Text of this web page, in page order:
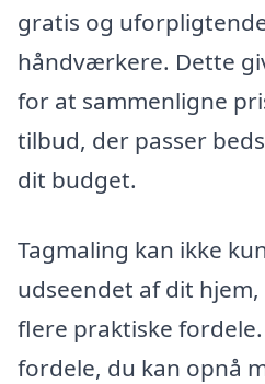
gratis og
håndværkere. Dette
for at sammenligne
tilbud, der passer
dit budget.
Tagmaling kan ikke
udseendet af dit
flere praktiske
fordele, du kan opnå